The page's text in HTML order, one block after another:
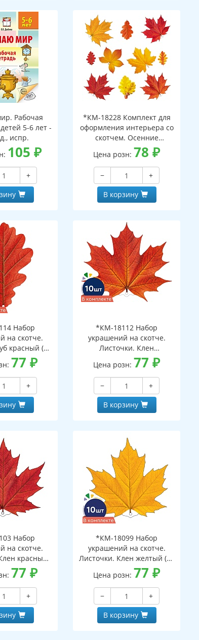
Рабочая
5-6 лет -
испр.
105 ₽
+
*КМ-18228 Комплект для
оформления интерьера со
скотчем. Осенние
листочки-2 (10 видов)
Цена розн: 78₽
−
+
В корзину
Набор
на скотче.
красный (10
наборе,
ВД-лак)
77₽
+
*КМ-18112 Набор
украшений на скотче.
Листочки. Клен
оранжевый (10 шт. в
наборе, двухсторонняя, ВД-
лак)
Цена розн: 77₽
−
+
В корзину
Набор
на скотче.
красный
в наборе,
ВД-лак)
77₽
+
*КМ-18099 Набор
украшений на скотче.
Листочки. Клен желтый (10
шт. в наборе,
двухсторонняя, ВД-лак)
Цена розн: 77₽
−
+
В корзину